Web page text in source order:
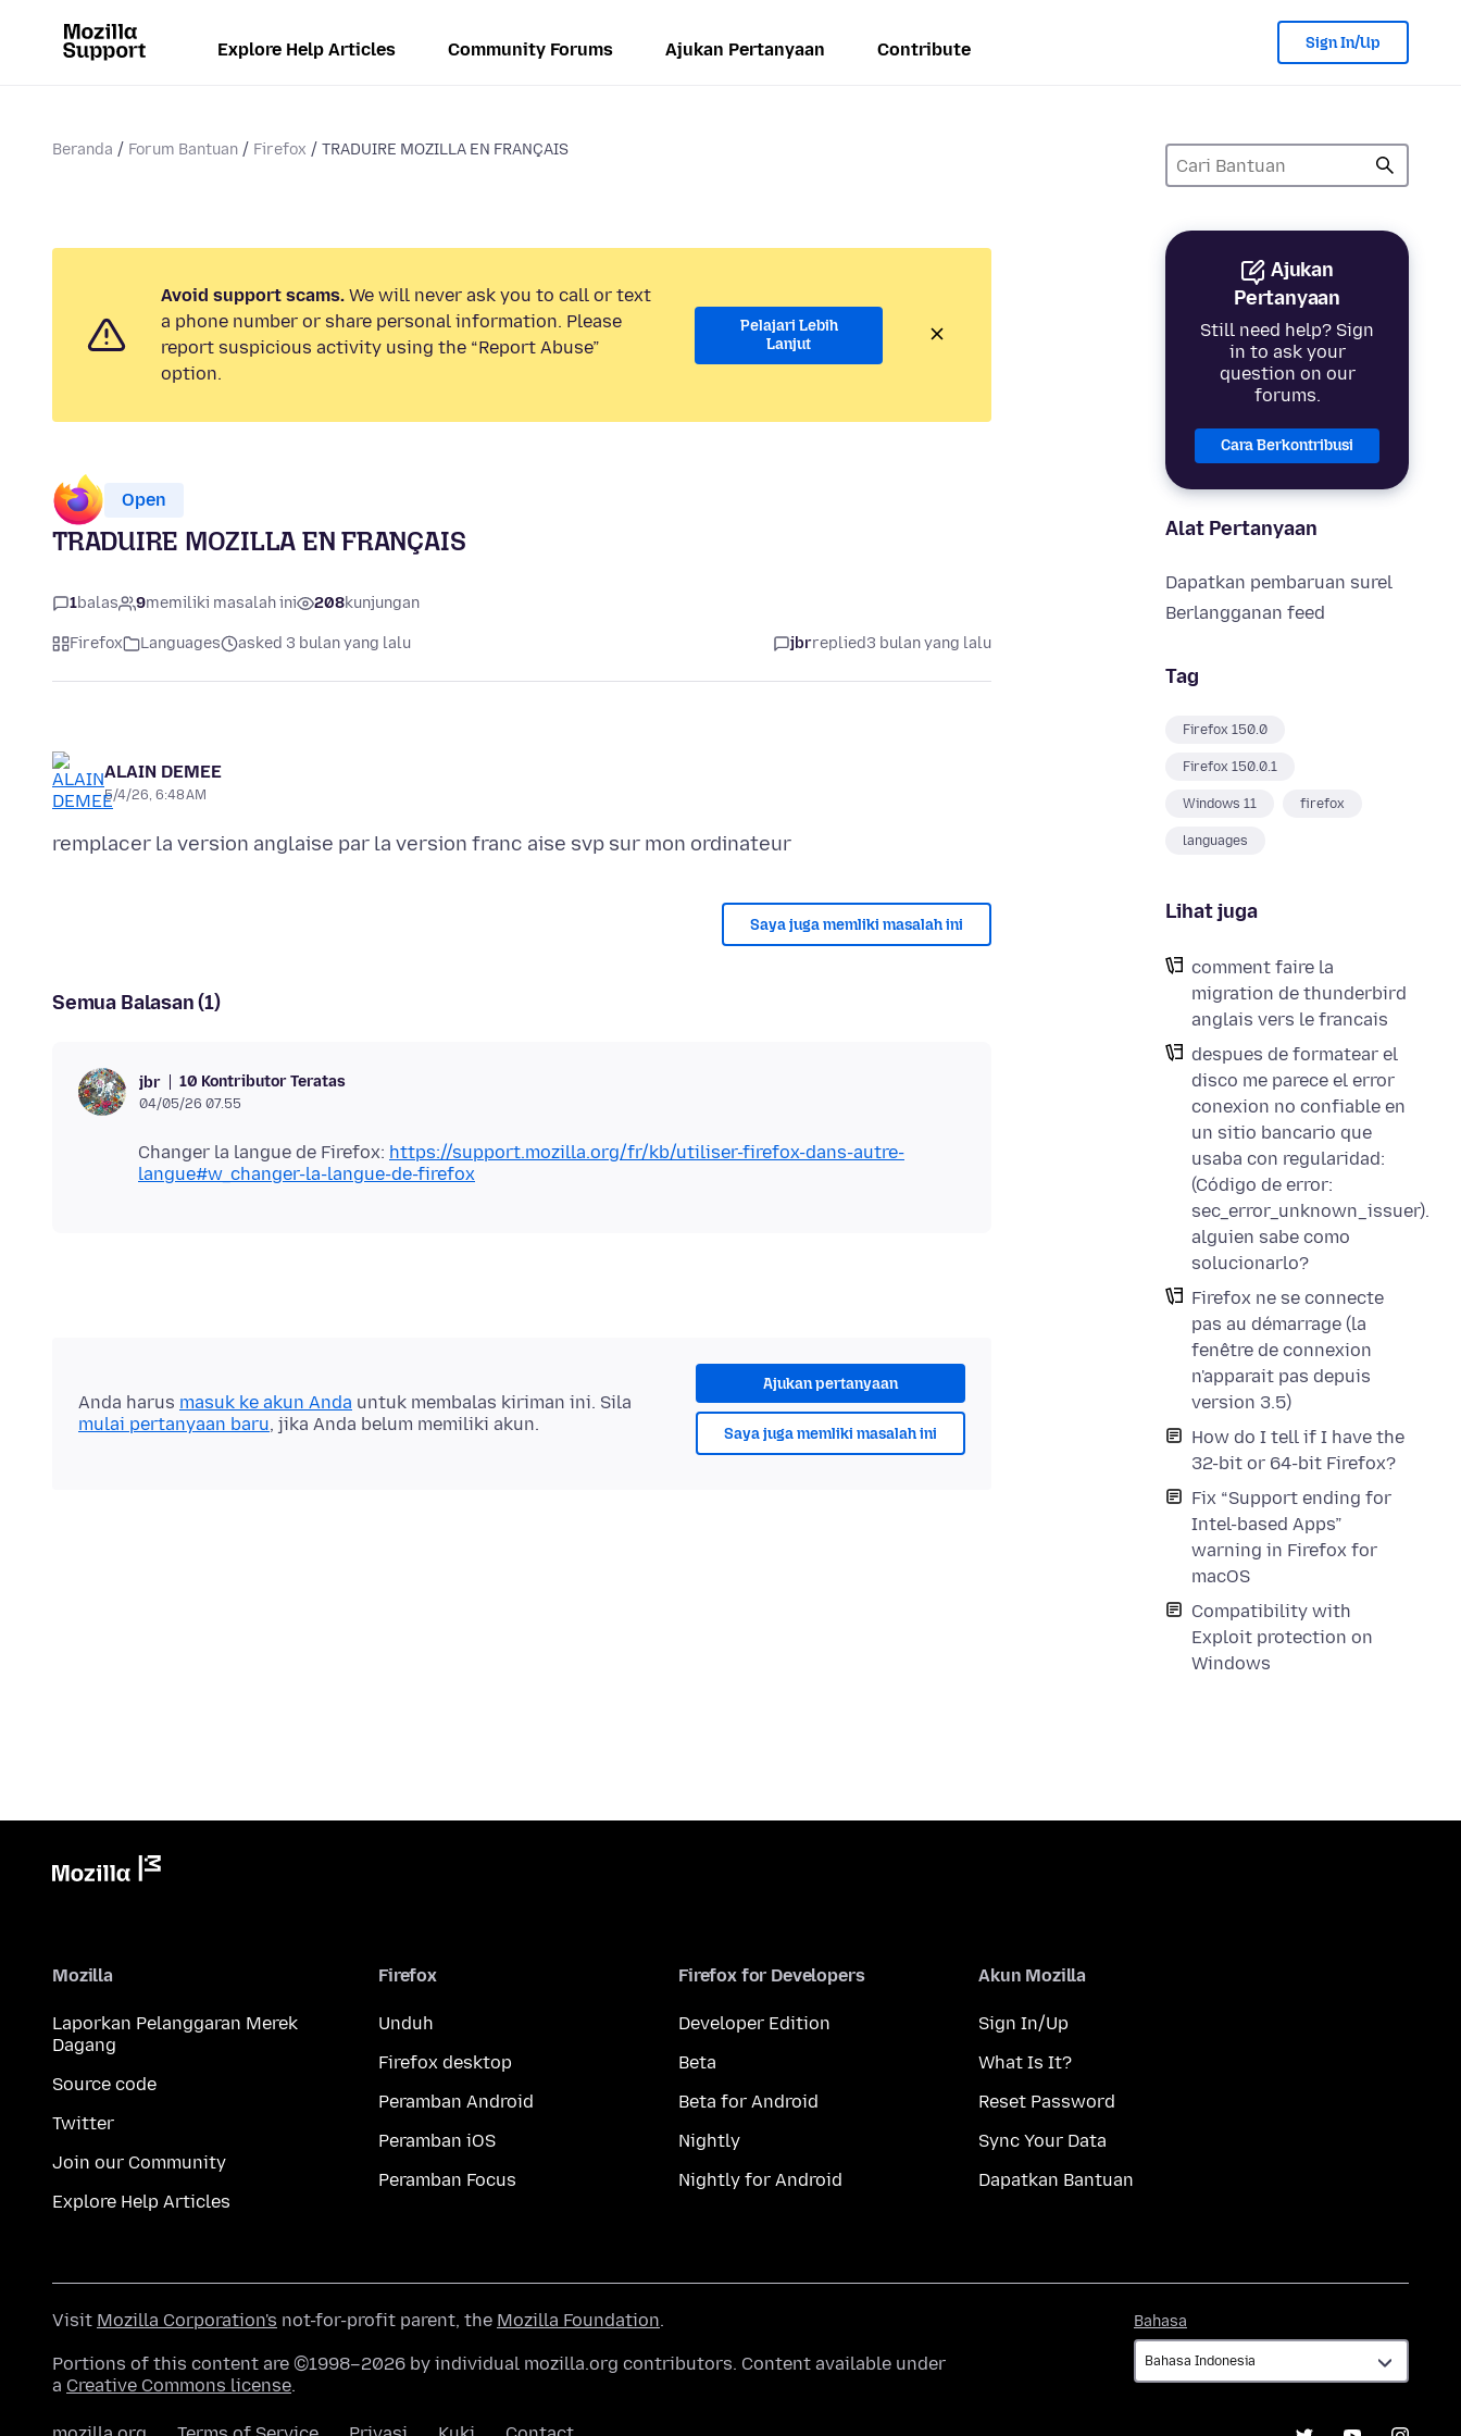
Explore Help Articles Community Forums Ajukan Pertanyaan Contribute Sign In/Up
Beranda Forum Bantuan Firefox TRADUIRE MOZILLA EN FRANÇAIS
Ajukan
Pertanyaan
Still need help? Sign
in to ask your
question on our
forums.
Cara Berkontribusi
Alat Pertanyaan
Dapatkan pembaruan surel
Berlangganan feed
Tag
Firefox 150.0
Firefox 150.0.1
Windows 11 firefox
languages
Lihat juga
comment faire la
migration de thunderbird
anglais vers le francais
despues de formatear el
disco me parece el error
conexion no confiable en
un sitio bancario que
usaba con regularidad:
(Código de error:
sec_error_unknown_issuer).
alguien sabe como
solucionarlo?
Firefox ne se connecte
pas au démarrage (la
fenêtre de connexion
n'apparait pas depuis
version 3.5)
How do I tell if I have the
32-bit or 64-bit Firefox?
Fix “Support ending for
Intel-based Apps”
warning in Firefox for
macOS
Compatibility with
Exploit protection on
Windows
Avoid support scams. We will never ask you to call or text
a phone number or share personal information. Please
report suspicious activity using the “Report Abuse”
option.
Pelajari Lebih
Lanjut
Open
TRADUIRE MOZILLA EN FRANÇAIS
1balas 9memiliki masalah ini 208kunjungan
Firefox Languages asked 3 bulan yang lalu jbrreplied3 bulan yang lalu
ALAIN DEMEE
5/4/26, 6:48 AM
Saya juga memliki masalah ini
Semua Balasan (1)
jbr 10 Kontributor Teratas
04/05/26 07.55
Changer la langue de Firefox: https://support.mozilla.org/fr/kb/utiliser-firefox-dans-autre-
langue#w_changer-la-langue-de-firefox
Ajukan pertanyaan
Saya juga memliki masalah ini
Anda harus masuk ke akun Anda untuk membalas kiriman ini. Sila
mulai pertanyaan baru, jika Anda belum memiliki akun.
Mozilla
Laporkan Pelanggaran Merek
Dagang
Source code
Twitter
Join our Community
Explore Help Articles
Firefox
Unduh
Firefox desktop
Peramban Android
Peramban iOS
Peramban Focus
Firefox for Developers
Developer Edition
Beta
Beta for Android
Nightly
Nightly for Android
Akun Mozilla
Sign In/Up
What Is It?
Reset Password
Sync Your Data
Dapatkan Bantuan
Bahasa
Visit Mozilla Corporation's not-for-profit parent, the Mozilla Foundation.
Portions of this content are ©1998–2026 by individual mozilla.org contributors. Content available under
a Creative Commons license.